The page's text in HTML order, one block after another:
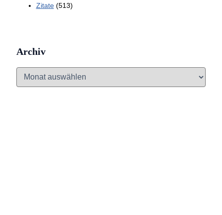
Zitate(513)
Archiv